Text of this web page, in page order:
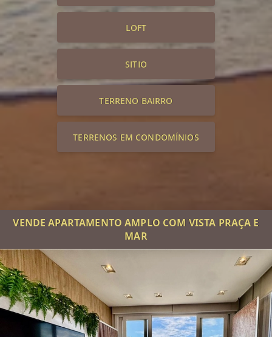
LOFT
SITIO
TERRENO BAIRRO
TERRENOS EM CONDOMÍNIOS
VENDE APARTAMENTO AMPLO COM VISTA PRAÇA E
MAR